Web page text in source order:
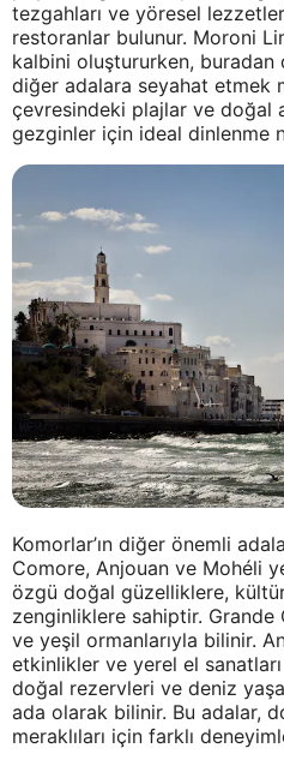
tezgahları ve yöresel
restoranlar bulunur. Moroni
kalbini oluştururken, buradan
diğer adalara seyahat etmek
çevresindeki plajlar ve doğal
gezginler için ideal dinlenme
Komorlar’ın diğer önemli
Comore, Anjouan ve Mohéli
özgü doğal güzelliklere,
zenginliklere sahiptir. Grande
ve yeşil ormanlarıyla bilinir.
etkinlikler ve yerel el
doğal rezervleri ve deniz
ada olarak bilinir. Bu adalar,
meraklıları için farklı